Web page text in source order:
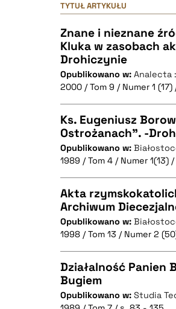
TYTUŁ ARTYKUŁU
Znane i nieznane
Kluka w zasobach
Drohiczynie
Opublikowano w: Analecta
2000 / Tom 9 / Numer 1
CZYSTY TEKST
BIBTEX
Ks. Eugeniusz
Ostrożanach". -
Opublikowano w:
1989 / Tom 4 / Numer 1(13)
CZYSTY TEKST
BIBTEX
Akta
Archiwum
Opublikowano w:
1998 / Tom 13 / Numer 2
CZYSTY TEKST
Działalność Panien
Bugiem
Opublikowano w: Studia